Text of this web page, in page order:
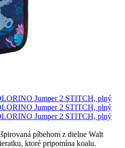
píbehom z dielne Walt
ktoré pripomína koalu.